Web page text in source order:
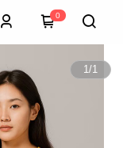
0
1/1